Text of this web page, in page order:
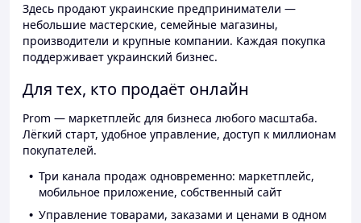
Здесь продают украинские предприниматели —
небольшие мастерские, семейные магазины,
производители и крупные компании. Каждая покупка
поддерживает украинский бизнес.
Для тех, кто продаёт онлайн
Prom — маркетплейс для бизнеса любого масштаба.
Лёгкий старт, удобное управление, доступ к миллионам
покупателей.
Три канала продаж одновременно: маркетплейс,
мобильное приложение, собственный сайт
Управление товарами, заказами и ценами в одном